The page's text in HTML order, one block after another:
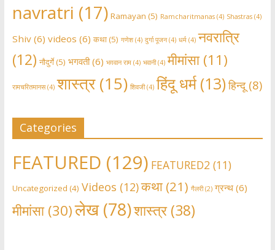
navratri (17) Ramayan (5) Ramcharitmanas(4) Shastras(4)
Shiv(6) videos (6) कथा(5) गणेश(4) दुर्गा पूजन(4) धर्म(4) नवरात्रि
(12) नौदुर्गे(5) भगवती(6) भग़वान राम(4) भवानी(4) मीमांसा(11)
रामचरितमानस(4) शास्त्र(15) शिवजी(4) हिंदू धर्म(13)हिन्दू(8)
Categories
FEATURED (129) FEATURED2(11)
Uncategorized (4) Videos (12)कथा(21) गैलरी(2) ग्रन्थ(6)
मीमांसा(30)लेख(78)शास्त्र(38)